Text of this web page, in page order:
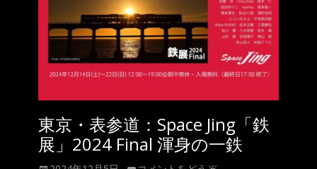
東京・表参道：Space Jing「鉄
展」2024 Final 渾身の一鉄